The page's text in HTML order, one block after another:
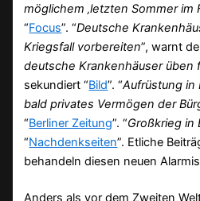
möglichem ‚letzten Sommer im
“Focus”. “Deutsche
Kriegsfall vorbereiten”, warnt
deutsche Krankenhäuser üben
sekundiert “Bild”. “Aufrüstung in
bald privates Vermögen der
“Berliner Zeitung”. “Großkrieg in
“Nachdenkseiten”. Etliche
behandeln diesen neuen
Anders als vor dem Zweiten